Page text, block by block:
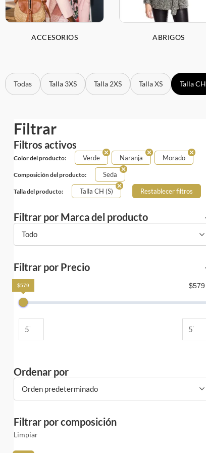
ACCESORIOS ABRIGOS
Todas Talla 3XS Talla 2XS Talla XS Talla CH
Filtrar
Filtros activos
Color del producto: Verde Naranja Morado
Composición del producto: Seda
Talla del producto: Talla CH (S) Restablecer filtros
Filtrar por Marca del producto
Todo
Filtrar por Precio
$579
$579
Ordenar por
Orden predeterminado
Filtrar por composición
Limpiar